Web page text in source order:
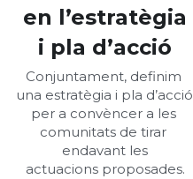
en l’estratègia
i pla d’acció
Conjuntament, definim
una estratègia i pla d’acció
per a convèncer a les
comunitats de tirar
endavant les
actuacions proposades.